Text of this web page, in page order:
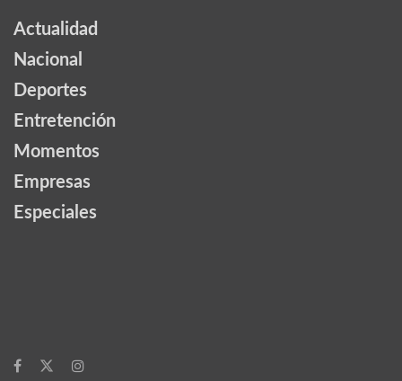
Actualidad
Nacional
Deportes
Entretención
Momentos
Empresas
Especiales